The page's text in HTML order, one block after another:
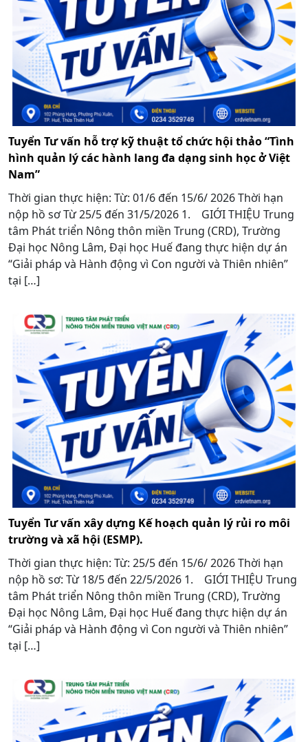
Tuyển Tư vấn hỗ trợ kỹ thuật tổ chức hội thảo “Tình
hình quản lý các hành lang đa dạng sinh học ở Việt
Nam”
Thời gian thực hiện: Từ: 01/6 đến 15/6/ 2026 Thời hạn
nộp hồ sơ Từ 25/5 đến 31/5/2026 1. GIỚI THIỆU Trung
tâm Phát triển Nông thôn miền Trung (CRD), Trường
Đại học Nông Lâm, Đại học Huế đang thực hiện dự án
“Giải pháp và Hành động vì Con người và Thiên nhiên”
tại […]
Tuyển Tư vấn xây dựng Kế hoạch quản lý rủi ro môi
trường và xã hội (ESMP).
Thời gian thực hiện: Từ: 25/5 đến 15/6/ 2026 Thời hạn
nộp hồ sơ: Từ 18/5 đến 22/5/2026 1. GIỚI THIỆU Trung
tâm Phát triển Nông thôn miền Trung (CRD), Trường
Đại học Nông Lâm, Đại học Huế đang thực hiện dự án
“Giải pháp và Hành động vì Con người và Thiên nhiên”
tại […]